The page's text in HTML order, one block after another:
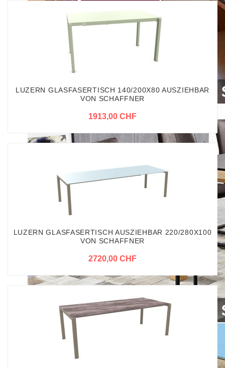
LUZERN GLASFASERTISCH 140/200X80 AUSZIEHBAR
VON SCHAFFNER
1913,00 CHF
LUZERN GLASFASERTISCH AUSZIEHBAR 220/280X100
VON SCHAFFNER
2720,00 CHF